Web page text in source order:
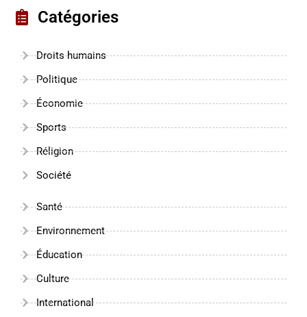
Catégories
Droits humains
Politique
Économie
Sports
Réligion
Société
Santé
Environnement
Éducation
Culture
International